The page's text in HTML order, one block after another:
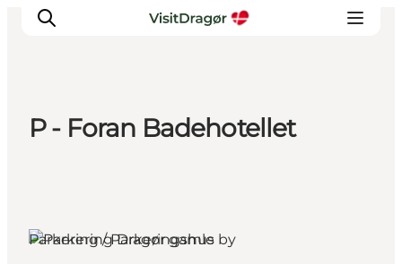
Natur & Friluftsliv
For børn
P - Foran Badehotellet
Parkering / Parkeringshus